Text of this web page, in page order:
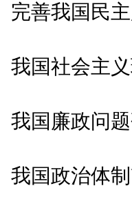
完善我国民
我国社会主
我国廉政问
我国政治体